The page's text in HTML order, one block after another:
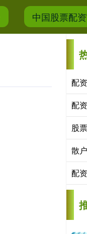
中国股票配